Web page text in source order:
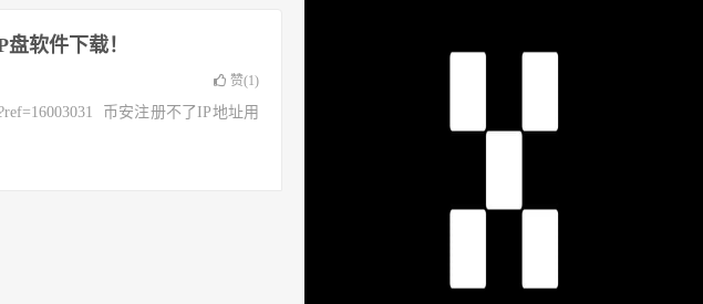
软件下载！
赞(1)
币安注册不了IP地址用